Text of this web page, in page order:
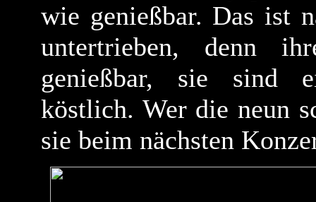
wie genießbar. Das ist
untertrieben, denn
genießbar, sie sind
köstlich. Wer die neun
sie beim nächsten